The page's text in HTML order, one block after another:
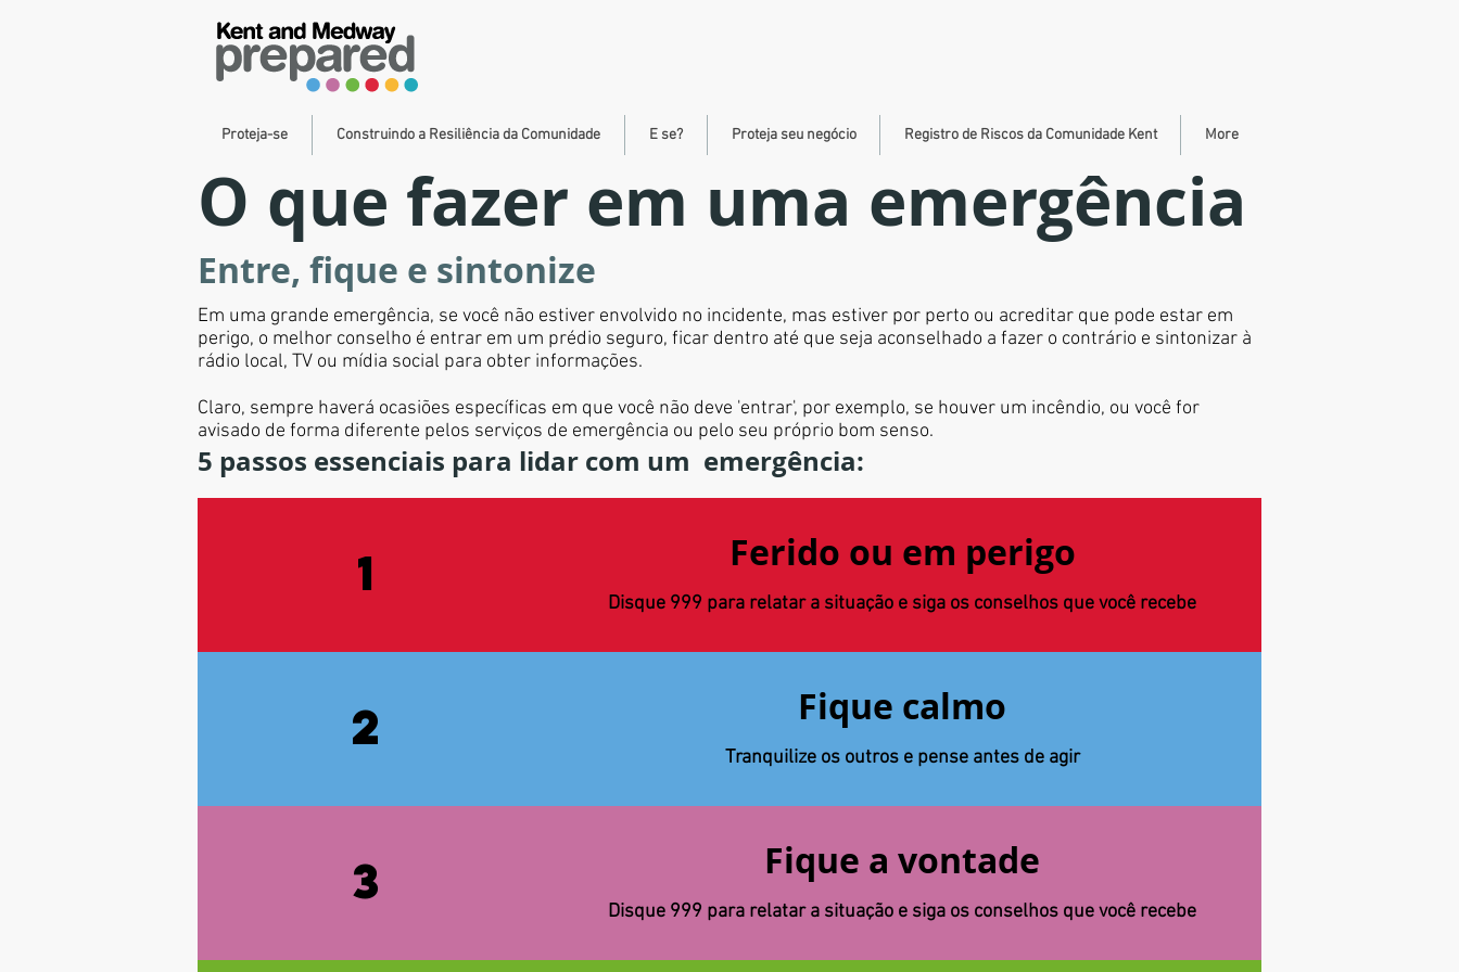
Proteja-se Construindo a Resiliência da Comunidade E se? Proteja seu negócio Registro de Riscos da Comunidade Kent More
O que fazer em uma emergência
Entre, fique e sintonize
Em uma grande emergência, se você não estiver envolvido no incidente, mas estiver por perto ou acreditar que pode estar em
perigo, o melhor conselho é entrar em um prédio seguro, ficar dentro até que seja aconselhado a fazer o contrário e sintonizar à
rádio local, TV ou mídia social para obter informações.
Claro, sempre haverá ocasiões específicas em que você não deve 'entrar', por exemplo, se houver um incêndio, ou você for
avisado de forma diferente pelos serviços de emergência ou pelo seu próprio bom senso.
5 passos essenciais para lidar com um emergência:
1 Ferido ou em perigo
Disque 999 para relatar a situação e siga os conselhos que você recebe
2 Fique calmo
Tranquilize os outros e pense antes de agir
3 Fique a vontade
Disque 999 para relatar a situação e siga os conselhos que você recebe